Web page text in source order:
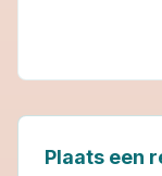
Plaats een